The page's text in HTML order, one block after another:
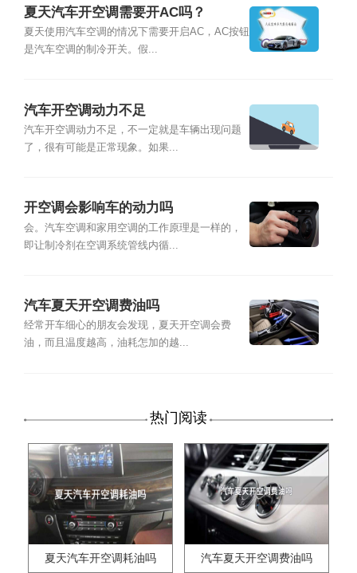
夏天汽车开空调需要开AC吗？
夏天使用汽车空调的情况下需要开启AC，AC按钮
是汽车空调的制冷开关。假...
汽车开空调动力不足
汽车开空调动力不足，不一定就是车辆出现问题
了，很有可能是正常现象。如果...
开空调会影响车的动力吗
会。汽车空调和家用空调的工作原理是一样的，
即让制冷剂在空调系统管线内循...
汽车夏天开空调费油吗
经常开车细心的朋友会发现，夏天开空调会费
油，而且温度越高，油耗怎加的越...
热门阅读
夏天汽车开空调耗油吗 汽车夏天开空调费油吗